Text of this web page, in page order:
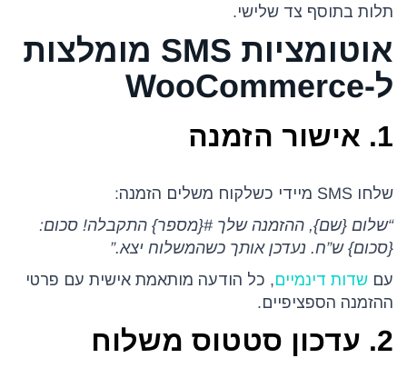
תלות בתוסף צד שלישי.
אוטומציות SMS מומלצות
ל-WooCommerce
1. אישור הזמנה
שלחו SMS מיידי כשלקוח משלים הזמנה:
“שלום {שם}, ההזמנה שלך #{מספר} התקבלה! סכום:
{סכום} ש”ח. נעדכן אותך כשהמשלוח יצא.”
עם שדות דינמיים, כל הודעה מותאמת אישית עם פרטי
ההזמנה הספציפיים.
2. עדכון סטטוס משלוח